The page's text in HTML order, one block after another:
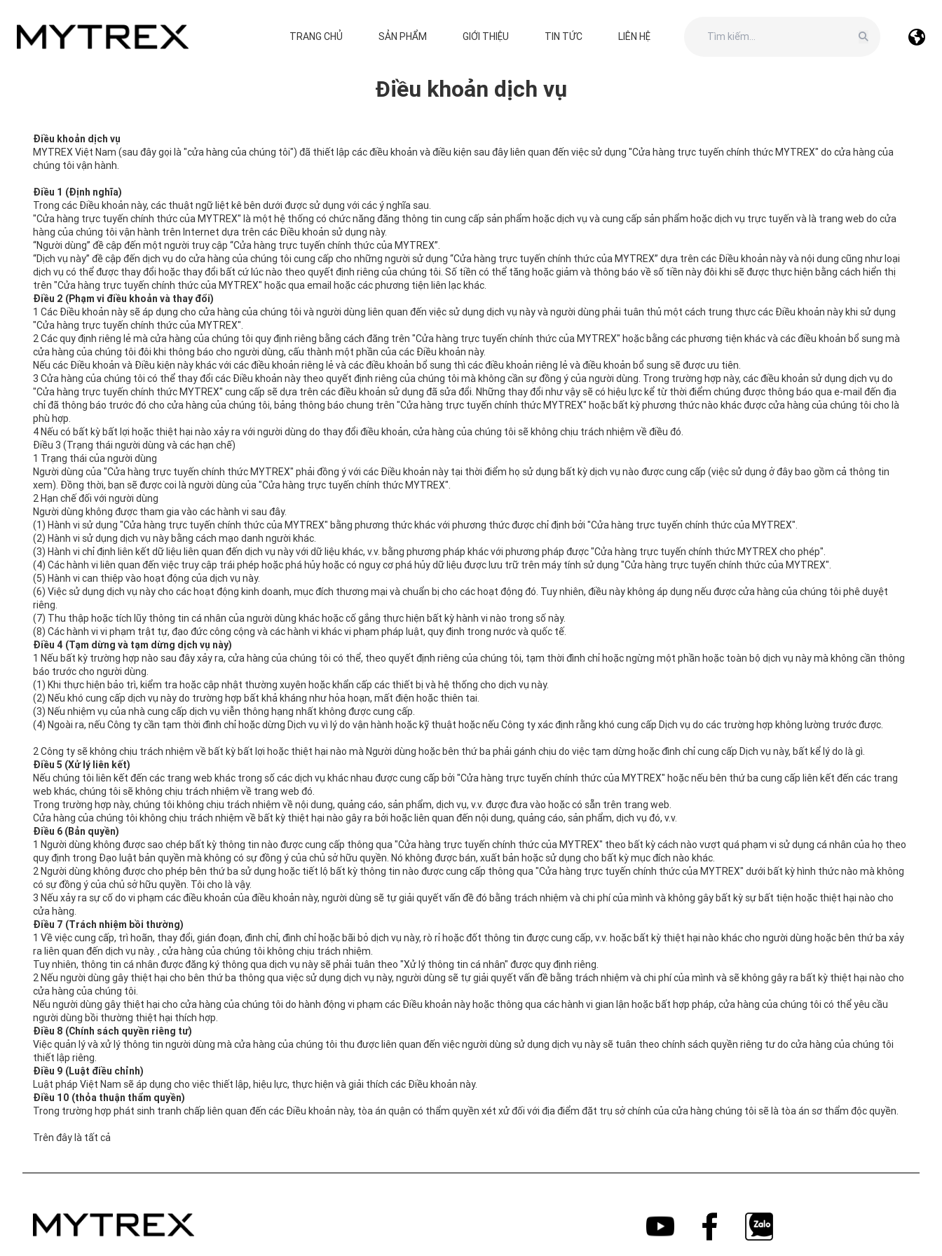
TRANG CHỦ SẢN PHẨM GIỚI THIỆU TIN TỨC LIÊN HỆ
Điều khoản dịch vụ
Điều khoản dịch vụ
MYTREX Việt Nam (sau đây gọi là "cửa hàng của chúng tôi") đã thiết lập các điều khoản và điều kiện sau đây liên quan đến việc sử dụng "Cửa hàng trực tuyến chính thức MYTREX" do cửa hàng của
chúng tôi vận hành.
Điều 1 (Định nghĩa)
Trong các Điều khoản này, các thuật ngữ liệt kê bên dưới được sử dụng với các ý nghĩa sau.
"Cửa hàng trực tuyến chính thức của MYTREX" là một hệ thống có chức năng đăng thông tin cung cấp sản phẩm hoặc dịch vụ và cung cấp sản phẩm hoặc dịch vụ trực tuyến và là trang web do cửa
hàng của chúng tôi vận hành trên Internet dựa trên các Điều khoản sử dụng này.
“Người dùng” đề cập đến một người truy cập “Cửa hàng trực tuyến chính thức của MYTREX”.
“Dịch vụ này” đề cập đến dịch vụ do cửa hàng của chúng tôi cung cấp cho những người sử dụng “Cửa hàng trực tuyến chính thức của MYTREX” dựa trên các Điều khoản này và nội dung cũng như loại
dịch vụ có thể được thay đổi hoặc thay đổi bất cứ lúc nào theo quyết định riêng của chúng tôi. Số tiền có thể tăng hoặc giảm và thông báo về số tiền này đôi khi sẽ được thực hiện bằng cách hiển thị
trên "Cửa hàng trực tuyến chính thức của MYTREX" hoặc qua email hoặc các phương tiện liên lạc khác.
Điều 2 (Phạm vi điều khoản và thay đổi)
1 Các Điều khoản này sẽ áp dụng cho cửa hàng của chúng tôi và người dùng liên quan đến việc sử dụng dịch vụ này và người dùng phải tuân thủ một cách trung thực các Điều khoản này khi sử dụng
"Cửa hàng trực tuyến chính thức của MYTREX".
2 Các quy định riêng lẻ mà cửa hàng của chúng tôi quy định riêng bằng cách đăng trên "Cửa hàng trực tuyến chính thức của MYTREX" hoặc bằng các phương tiện khác và các điều khoản bổ sung mà
cửa hàng của chúng tôi đôi khi thông báo cho người dùng, cấu thành một phần của các Điều khoản này.
Nếu các Điều khoản và Điều kiện này khác với các điều khoản riêng lẻ và các điều khoản bổ sung thì các điều khoản riêng lẻ và điều khoản bổ sung sẽ được ưu tiên.
3 Cửa hàng của chúng tôi có thể thay đổi các Điều khoản này theo quyết định riêng của chúng tôi mà không cần sự đồng ý của người dùng. Trong trường hợp này, các điều khoản sử dụng dịch vụ do
"Cửa hàng trực tuyến chính thức MYTREX" cung cấp sẽ dựa trên các điều khoản sử dụng đã sửa đổi. Những thay đổi như vậy sẽ có hiệu lực kể từ thời điểm chúng được thông báo qua e-mail đến địa
chỉ đã thông báo trước đó cho cửa hàng của chúng tôi, bảng thông báo chung trên "Cửa hàng trực tuyến chính thức MYTREX" hoặc bất kỳ phương thức nào khác được cửa hàng của chúng tôi cho là
phù hợp.
4 Nếu có bất kỳ bất lợi hoặc thiệt hại nào xảy ra với người dùng do thay đổi điều khoản, cửa hàng của chúng tôi sẽ không chịu trách nhiệm về điều đó.
Điều 3 (Trạng thái người dùng và các hạn chế)
1 Trạng thái của người dùng
Người dùng của "Cửa hàng trực tuyến chính thức MYTREX" phải đồng ý với các Điều khoản này tại thời điểm họ sử dụng bất kỳ dịch vụ nào được cung cấp (việc sử dụng ở đây bao gồm cả thông tin
xem). Đồng thời, bạn sẽ được coi là người dùng của "Cửa hàng trực tuyến chính thức MYTREX".
2 Hạn chế đối với người dùng
Người dùng không được tham gia vào các hành vi sau đây.
(1) Hành vi sử dụng "Cửa hàng trực tuyến chính thức của MYTREX" bằng phương thức khác với phương thức được chỉ định bởi "Cửa hàng trực tuyến chính thức của MYTREX".
(2) Hành vi sử dụng dịch vụ này bằng cách mạo danh người khác.
(3) Hành vi chỉ định liên kết dữ liệu liên quan đến dịch vụ này với dữ liệu khác, v.v. bằng phương pháp khác với phương pháp được "Cửa hàng trực tuyến chính thức MYTREX cho phép".
(4) Các hành vi liên quan đến việc truy cập trái phép hoặc phá hủy hoặc có nguy cơ phá hủy dữ liệu được lưu trữ trên máy tính sử dụng "Cửa hàng trực tuyến chính thức của MYTREX".
(5) Hành vi can thiệp vào hoạt động của dịch vụ này.
(6) Việc sử dụng dịch vụ này cho các hoạt động kinh doanh, mục đích thương mại và chuẩn bị cho các hoạt động đó. Tuy nhiên, điều này không áp dụng nếu được cửa hàng của chúng tôi phê duyệt
riêng.
(7) Thu thập hoặc tích lũy thông tin cá nhân của người dùng khác hoặc cố gắng thực hiện bất kỳ hành vi nào trong số này.
(8) Các hành vi vi phạm trật tự, đạo đức công cộng và các hành vi khác vi phạm pháp luật, quy định trong nước và quốc tế.
Điều 4 (Tạm dừng và tạm dừng dịch vụ này)
1 Nếu bất kỳ trường hợp nào sau đây xảy ra, cửa hàng của chúng tôi có thể, theo quyết định riêng của chúng tôi, tạm thời đình chỉ hoặc ngừng một phần hoặc toàn bộ dịch vụ này mà không cần thông
báo trước cho người dùng.
(1) Khi thực hiện bảo trì, kiểm tra hoặc cập nhật thường xuyên hoặc khẩn cấp các thiết bị và hệ thống cho dịch vụ này.
(2) Nếu khó cung cấp dịch vụ này do trường hợp bất khả kháng như hỏa hoạn, mất điện hoặc thiên tai.
(3) Nếu nhiệm vụ của nhà cung cấp dịch vụ viễn thông hạng nhất không được cung cấp.
(4) Ngoài ra, nếu Công ty cần tạm thời đình chỉ hoặc dừng Dịch vụ vì lý do vận hành hoặc kỹ thuật hoặc nếu Công ty xác định rằng khó cung cấp Dịch vụ do các trường hợp không lường trước được.
2 Công ty sẽ không chịu trách nhiệm về bất kỳ bất lợi hoặc thiệt hại nào mà Người dùng hoặc bên thứ ba phải gánh chịu do việc tạm dừng hoặc đình chỉ cung cấp Dịch vụ này, bất kể lý do là gì.
Điều 5 (Xử lý liên kết)
Nếu chúng tôi liên kết đến các trang web khác trong số các dịch vụ khác nhau được cung cấp bởi "Cửa hàng trực tuyến chính thức của MYTREX" hoặc nếu bên thứ ba cung cấp liên kết đến các trang
web khác, chúng tôi sẽ không chịu trách nhiệm về trang web đó.
Trong trường hợp này, chúng tôi không chịu trách nhiệm về nội dung, quảng cáo, sản phẩm, dịch vụ, v.v. được đưa vào hoặc có sẵn trên trang web.
Cửa hàng của chúng tôi không chịu trách nhiệm về bất kỳ thiệt hại nào gây ra bởi hoặc liên quan đến nội dung, quảng cáo, sản phẩm, dịch vụ đó, v.v.
Điều 6 (Bản quyền)
1 Người dùng không được sao chép bất kỳ thông tin nào được cung cấp thông qua "Cửa hàng trực tuyến chính thức của MYTREX" theo bất kỳ cách nào vượt quá phạm vi sử dụng cá nhân của họ theo
quy định trong Đạo luật bản quyền mà không có sự đồng ý của chủ sở hữu quyền. Nó không được bán, xuất bản hoặc sử dụng cho bất kỳ mục đích nào khác.
2 Người dùng không được cho phép bên thứ ba sử dụng hoặc tiết lộ bất kỳ thông tin nào được cung cấp thông qua "Cửa hàng trực tuyến chính thức của MYTREX" dưới bất kỳ hình thức nào mà không
có sự đồng ý của chủ sở hữu quyền. Tôi cho là vậy.
3 Nếu xảy ra sự cố do vi phạm các điều khoản của điều khoản này, người dùng sẽ tự giải quyết vấn đề đó bằng trách nhiệm và chi phí của mình và không gây bất kỳ sự bất tiện hoặc thiệt hại nào cho
cửa hàng.
Điều 7 (Trách nhiệm bồi thường)
1 Về việc cung cấp, trì hoãn, thay đổi, gián đoạn, đình chỉ, đình chỉ hoặc bãi bỏ dịch vụ này, rò rỉ hoặc đốt thông tin được cung cấp, v.v. hoặc bất kỳ thiệt hại nào khác cho người dùng hoặc bên thứ ba xảy
ra liên quan đến dịch vụ này. , cửa hàng của chúng tôi không chịu trách nhiệm.
Tuy nhiên, thông tin cá nhân được đăng ký thông qua dịch vụ này sẽ phải tuân theo "Xử lý thông tin cá nhân" được quy định riêng.
2 Nếu người dùng gây thiệt hại cho bên thứ ba thông qua việc sử dụng dịch vụ này, người dùng sẽ tự giải quyết vấn đề bằng trách nhiệm và chi phí của mình và sẽ không gây ra bất kỳ thiệt hại nào cho
cửa hàng của chúng tôi.
Nếu người dùng gây thiệt hại cho cửa hàng của chúng tôi do hành động vi phạm các Điều khoản này hoặc thông qua các hành vi gian lận hoặc bất hợp pháp, cửa hàng của chúng tôi có thể yêu cầu
người dùng bồi thường thiệt hại thích hợp.
Điều 8 (Chính sách quyền riêng tư)
Việc quản lý và xử lý thông tin người dùng mà cửa hàng của chúng tôi thu được liên quan đến việc người dùng sử dụng dịch vụ này sẽ tuân theo chính sách quyền riêng tư do cửa hàng của chúng tôi
thiết lập riêng.
Điều 9 (Luật điều chỉnh)
Luật pháp Việt Nam sẽ áp dụng cho việc thiết lập, hiệu lực, thực hiện và giải thích các Điều khoản này.
Điều 10 (thỏa thuận thẩm quyền)
Trong trường hợp phát sinh tranh chấp liên quan đến các Điều khoản này, tòa án quận có thẩm quyền xét xử đối với địa điểm đặt trụ sở chính của cửa hàng chúng tôi sẽ là tòa án sơ thẩm độc quyền.
Trên đây là tất cả